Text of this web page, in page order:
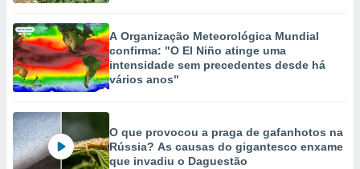
A Organização Meteorológica Mundial
confirma: "O El Niño atinge uma
intensidade sem precedentes desde há
vários anos"
O que provocou a praga de gafanhotos na
Rússia? As causas do gigantesco enxame
que invadiu o Daguestão